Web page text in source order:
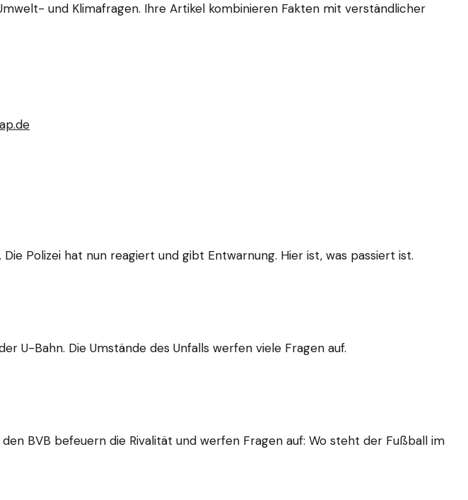
und Klimafragen. Ihre Artikel kombinieren Fakten mit verständlicher
Polizei hat nun reagiert und gibt Entwarnung. Hier ist, was passiert ist.
U-Bahn. Die Umstände des Unfalls werfen viele Fragen auf.
BVB befeuern die Rivalität und werfen Fragen auf: Wo steht der Fußball im